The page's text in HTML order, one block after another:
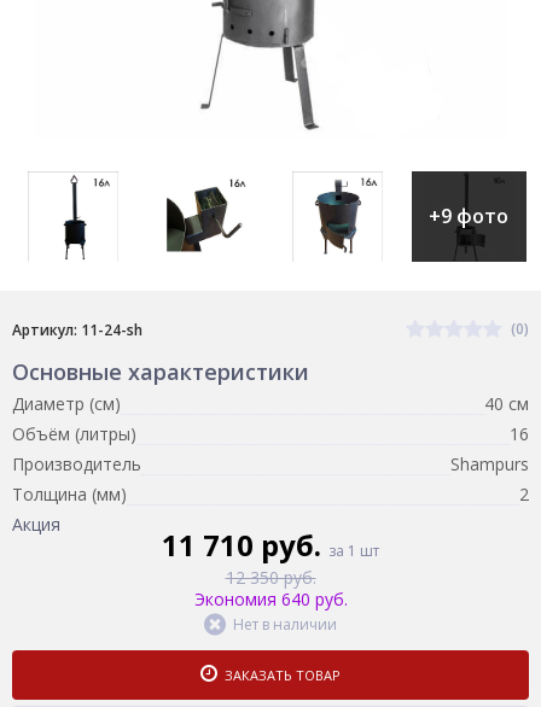
+9 фото
Артикул: 11-24-sh (0)
Основные характеристики
Диаметр (см)
40 см
Объём (литры)
16
Производитель
Shampurs
Толщина (мм)
2
Акция
11 710 руб. за 1 шт
12 350 руб.
Экономия 640 руб.
Нет в наличии
ЗАКАЗАТЬ ТОВАР